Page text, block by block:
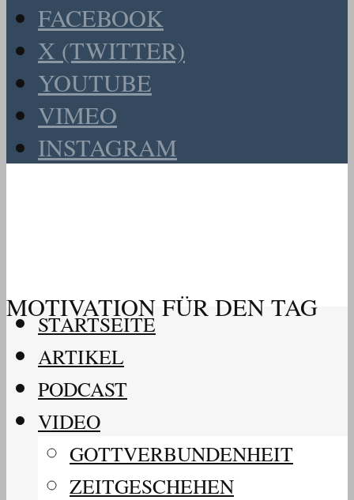
FACEBOOK
X (TWITTER)
YOUTUBE
VIMEO
INSTAGRAM
MOTIVATION FÜR DEN TAG
STARTSEITE
ARTIKEL
PODCAST
VIDEO
GOTTVERBUNDENHEIT
ZEITGESCHEHEN